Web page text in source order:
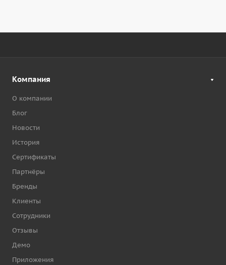
Компания
О компании
Блог
Новости
История
Сертификаты
Партнёры
Бренды
Клиенты
Сотрудники
Отзывы
Демо
Приложения